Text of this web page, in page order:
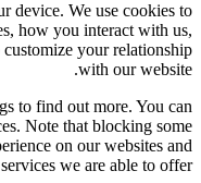
your device. We use
how you interact
to customize your
with our
to find out more. You
Note that blocking
experience on our websites
the services we are able to